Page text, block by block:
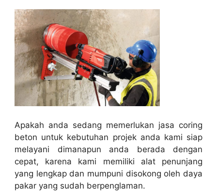
Apakah anda sedang memerlukan jasa coring
beton untuk kebutuhan projek anda kami siap
melayani dimanapun anda berada dengan
cepat, karena kami memiliki alat penunjang
yang lengkap dan mumpuni disokong oleh daya
pakar yang sudah berpenglaman.